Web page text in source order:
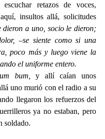
escuchar retazos de voces,
insultos allá, solicitudes
dieron a uno, socio le dieron;
–se siente como si una
poco más y luego viene la
el uniforme entero.
bum,
y allí caían unos
uno murió con el radio a su
llegaron los refuerzos del
ya no estaban, pero
soldado.